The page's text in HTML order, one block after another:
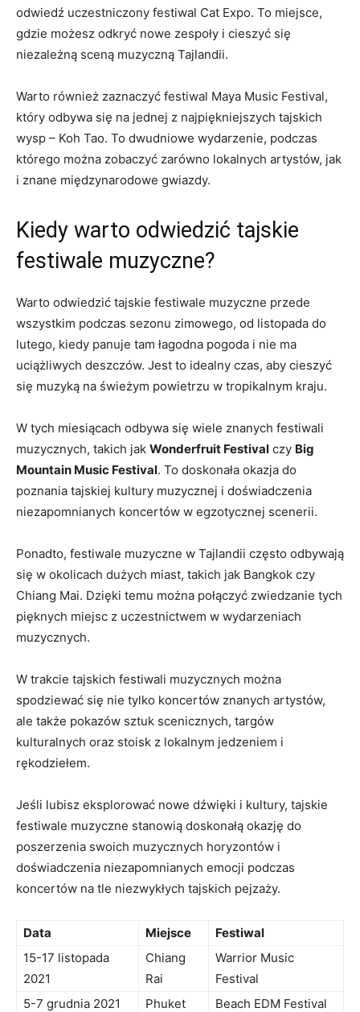
odwiedź uczestniczony festiwal Cat Expo. To miejsce,
gdzie możesz odkryć nowe zespoły i cieszyć się
⁤niezależną⁤ sceną muzyczną Tajlandii.
Warto⁢ również zaznaczyć festiwal Maya Music Festival,​
który odbywa się na jednej‌ z najpiękniejszych tajskich
wysp – Koh Tao.⁢ To dwudniowe wydarzenie, ‌podczas
którego można zobaczyć zarówno ⁤lokalnych artystów, jak‌
i znane międzynarodowe gwiazdy.
Kiedy warto odwiedzić tajskie
festiwale muzyczne?
Warto odwiedzić tajskie festiwale muzyczne przede
wszystkim podczas⁢ sezonu zimowego, od listopada do
lutego, kiedy ⁣panuje tam ⁢łagodna pogoda i nie ma
uciążliwych deszczów. Jest to idealny czas, aby cieszyć
się muzyką na świeżym powietrzu w tropikalnym kraju.
W tych miesiącach‍ odbywa się wiele znanych festiwali
muzycznych, takich jak Wonderfruit Festival czy Big
Mountain Music​ Festival. ‍To doskonała okazja‌ do
poznania tajskiej kultury muzycznej i doświadczenia
niezapomnianych koncertów w egzotycznej scenerii.
Ponadto, festiwale muzyczne w Tajlandii często odbywają
się w okolicach dużych miast, takich jak Bangkok czy
Chiang Mai. Dzięki temu można połączyć zwiedzanie tych
pięknych miejsc z uczestnictwem w wydarzeniach
muzycznych.
W trakcie tajskich festiwali muzycznych można
spodziewać się nie tylko koncertów znanych⁣ artystów, ​
ale także pokazów‍ sztuk scenicznych, targów
kulturalnych oraz stoisk z lokalnym jedzeniem i
rękodziełem.
Jeśli lubisz eksplorować nowe dźwięki i kultury, tajskie
festiwale muzyczne stanowią doskonałą okazję do
poszerzenia swoich muzycznych horyzontów i
doświadczenia niezapomnianych emocji podczas
koncertów na tle niezwykłych tajskich ⁢pejzaży.
Data Miejsce
Festiwal
15-17 listopada
2021
Chiang
Rai
Warrior Music
Festival
5-7 grudnia 2021
Phuket Beach EDM Festival